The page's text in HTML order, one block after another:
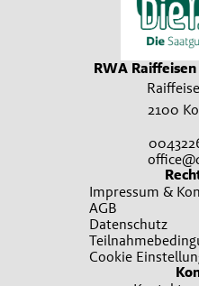
RWA
2100
Impressum &
AGB
Datenschutz
Cookie